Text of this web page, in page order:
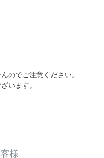
のでご注意ください。
います。
様